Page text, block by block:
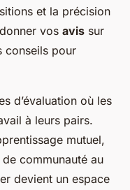
et la précision
vos avis sur
conseils pour
d’évaluation où les
à leurs pairs.
mutuel,
communauté au
devient un espace